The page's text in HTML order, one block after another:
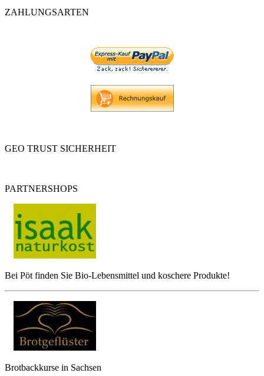
ZAHLUNGSARTEN
GEO TRUST SICHERHEIT
PARTNERSHOPS
Bei Pöt finden Sie Bio-Lebensmittel und koschere Produkte!
Brotbackkurse in Sachsen